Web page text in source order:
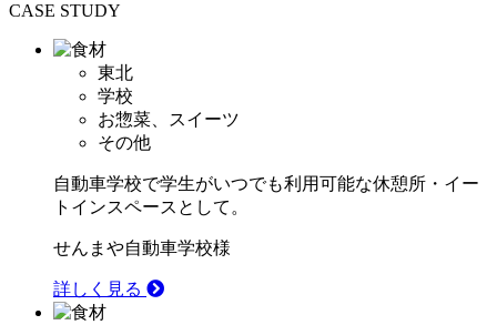
CASE STUDY
東北
学校
お惣菜、スイーツ
その他
自動車学校で学生がいつでも利用可能な休憩所・イー
トインスペースとして。
せんまや自動車学校様
詳しく見る